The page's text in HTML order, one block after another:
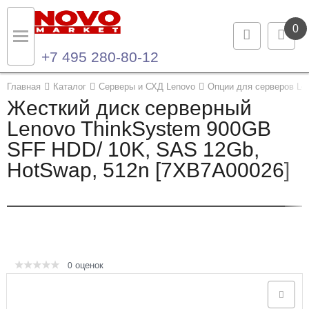
0
+7 495 280-80-12
Главная Каталог Серверы и СХД Lenovo Опции для серверов
Жесткий диск серверный
Lenovo ThinkSystem 900GB
SFF HDD/ 10K, SAS 12Gb,
HotSwap, 512n [7XB7A00026]
0 оценок
Назад
Каталог продукции
Ноутбуки и ультрабуки
Компьютеры
Опции и комплектующие
Назад
Контакты
Контактная информация